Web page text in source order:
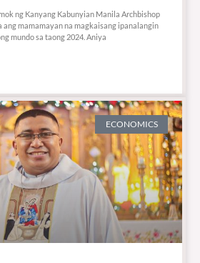
ng Kanyang Kabunyian Manila Archbishop
ang mamamayan na magkaisang ipanalangin
mundo sa taong 2024. Aniya
ECONOMICS